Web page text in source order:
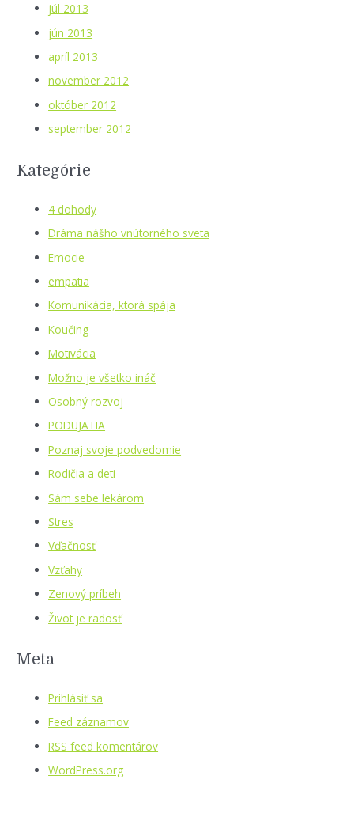
júl 2013
jún 2013
apríl 2013
november 2012
október 2012
september 2012
Kategórie
4 dohody
Dráma nášho vnútorného sveta
Emocie
empatia
Komunikácia, ktorá spája
Koučing
Motivácia
Možno je všetko ináč
Osobný rozvoj
PODUJATIA
Poznaj svoje podvedomie
Rodičia a deti
Sám sebe lekárom
Stres
Vďačnosť
Vzťahy
Zenový príbeh
Život je radosť
Meta
Prihlásiť sa
Feed záznamov
RSS feed komentárov
WordPress.org